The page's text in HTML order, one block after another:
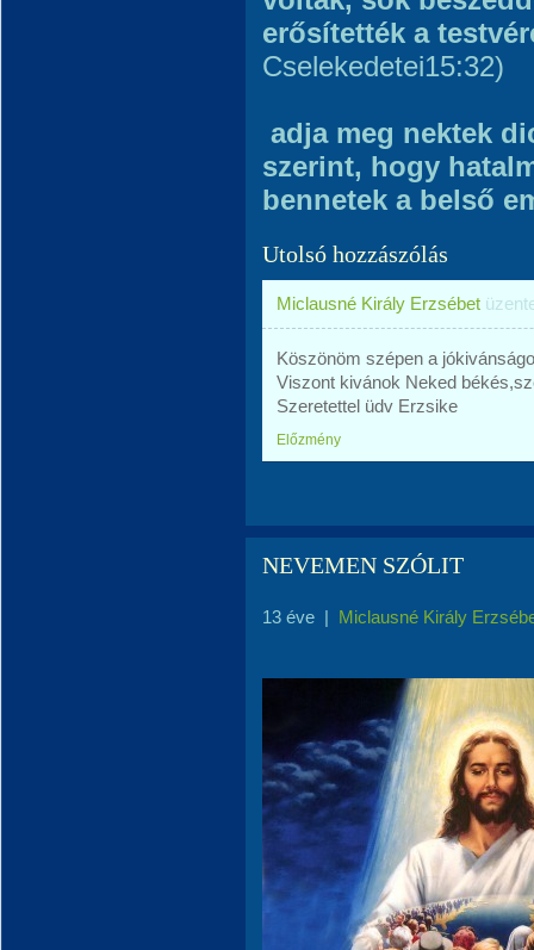
erősítették a
Cselekedetei15:32)
adja meg nektek
szerint, hogy
bennetek a belső
Utolsó hozzászólás
Miclausné Király Erzsébet
Köszönöm szépen a
Viszont kivánok Neked
Szeretettel üdv Erzsike
Előzmény
NEVEMEN SZÓLIT
13 éve | Miclausné Király